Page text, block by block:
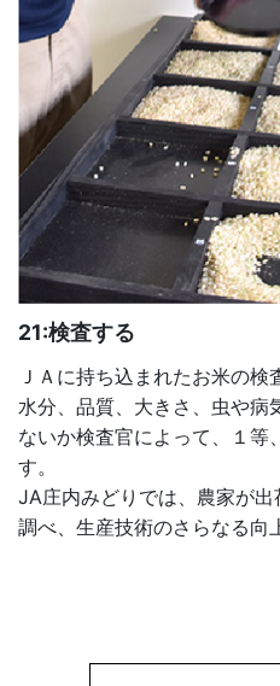
21:検査する
ＪＡに持ち込まれたお米の検
水分、品質、大きさ、虫や病
ないか検査官によって、１等
す。
JA庄内みどりでは、農家が
調べ、生産技術のさらなる向